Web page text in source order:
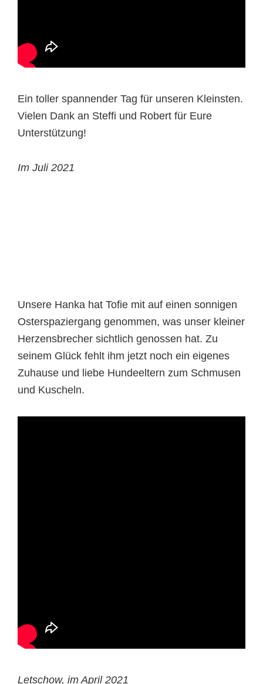
Ein toller spannender Tag für unseren Kleinsten.
Vielen Dank an Steffi und Robert für Eure
Unterstützung!
Im Juli 2021
Unsere Hanka hat Tofie mit auf einen sonnigen
Osterspaziergang genommen, was unser kleiner
Herzensbrecher sichtlich genossen hat. Zu
seinem Glück fehlt ihm jetzt noch ein eigenes
Zuhause und liebe Hundeeltern zum Schmusen
und Kuscheln.
Letschow, im April 2021